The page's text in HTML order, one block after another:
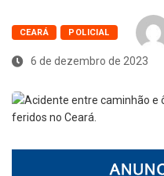
CEARÁ POLICIAL
6 de dezembro de 2023